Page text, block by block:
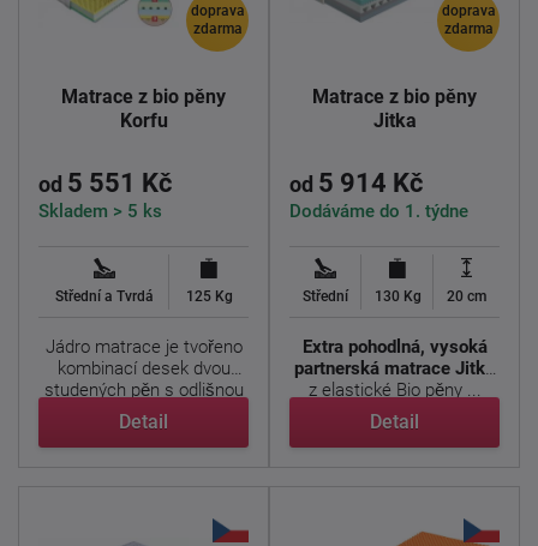
doprava
zdarma
Matrace z bio pěny
Korfu
od 5 551 Kč
Skladem > 5 ks
Střední a Tvrdá 125 Kg
Jádro matrace je tvořeno
kombinací desek dvou
studených pěn s odlišnou
...
Detail
doprava
zdarma
Matrace z bio pěny
Jitka
od 5 914 Kč
Dodáváme do 1. týdne
Střední 130 Kg 20 cm
Extra pohodlná, vysoká
partnerská matrace Jitka
z elastické Bio pěny ...
Detail